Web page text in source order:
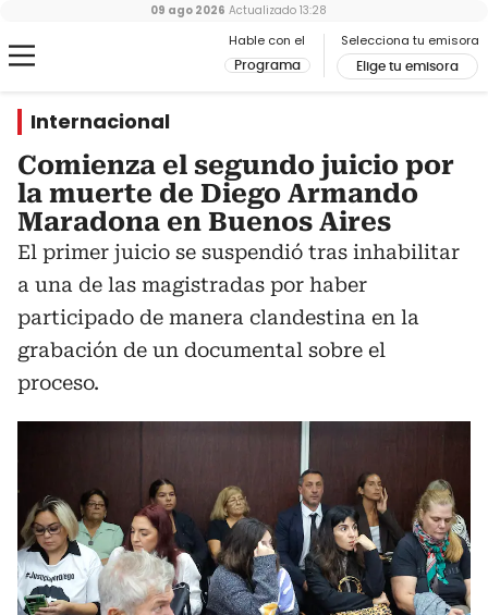
Hable con el
Programa
Selecciona tu emisora
Elige tu emisora
09 ago 2026 Actualizado 13:28
Internacional
Comienza el segundo juicio por
la muerte de Diego Armando
Maradona en Buenos Aires
El primer juicio se suspendió tras inhabilitar
a una de las magistradas por haber
participado de manera clandestina en la
grabación de un documental sobre el
proceso.